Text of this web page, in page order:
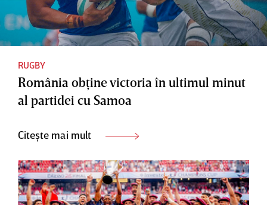
RUGBY
România obţine victoria în ultimul minut
al partidei cu Samoa
Citește mai mult